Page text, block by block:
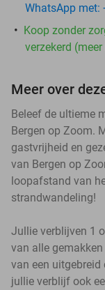
WhatsApp met:
Koop zonder
verzekerd
Meer over
Beleef de ultieme
Bergen op Zoom.
gastvrijheid en
van Bergen op
loopafstand van
strandwandeling!
Jullie verblijven 1
van alle
van een
jullie verblijf ook